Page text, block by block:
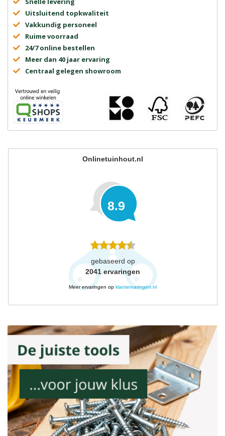
Uitsluitend topkwaliteit
Vakkundig personeel
Ruime voorraad
24/7 online bestellen
Meer dan 40 jaar ervaring
Centraal gelegen showroom
Onlinetuinhout.nl
8.9
gebaseerd op
2041 ervaringen
Meer ervaringen op klantervaringen.nl